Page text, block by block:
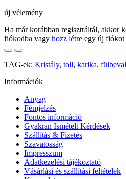
új vélemény
Ha már korábban regisztráltál, akkor
fiókodba vagy hozz létre egy új fiókot
TAG-ek: Kristály, toll, karika,
Információk
Anyag
Fémjelzés
Fontos információ
Gyakran Ismételt Kérdések
Szállítás & Fizetés
Szavatosság
Impresszum
Adatkezelési tájékoztató
Vásárlási és szállítási feltételek